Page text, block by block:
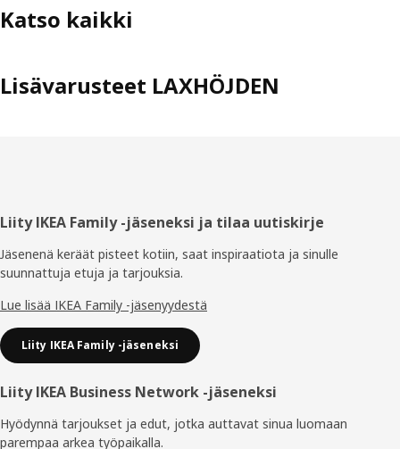
Katso kaikki
Lisävarusteet LAXHÖJDEN
Alatunniste
Liity IKEA Family -jäseneksi ja tilaa uutiskirje
Jäsenenä keräät pisteet kotiin, saat inspiraatiota ja sinulle
suunnattuja etuja ja tarjouksia.​
Lue lisää IKEA Family -jäsenyydestä
Liity IKEA Family -jäseneksi
Liity IKEA Business Network -jäseneksi
Hyödynnä tarjoukset ja edut, jotka auttavat sinua luomaan
parempaa arkea työpaikalla.